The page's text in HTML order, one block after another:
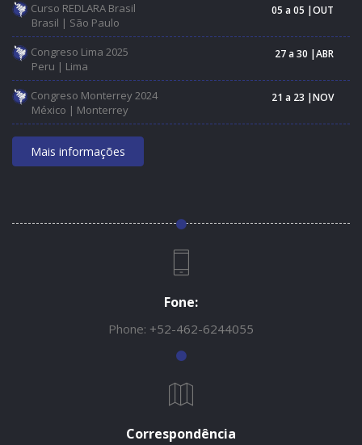
Curso REDLARA Brasil
Brasil | São Paulo
05 a 05 |OUT
Congreso Lima 2025
Peru | Lima
27 a 30 |ABR
Congreso Monterrey 2024
México | Monterrey
21 a 23 |NOV
Mais informações
Fone:
Phone: +52-462-6244055
Correspondência